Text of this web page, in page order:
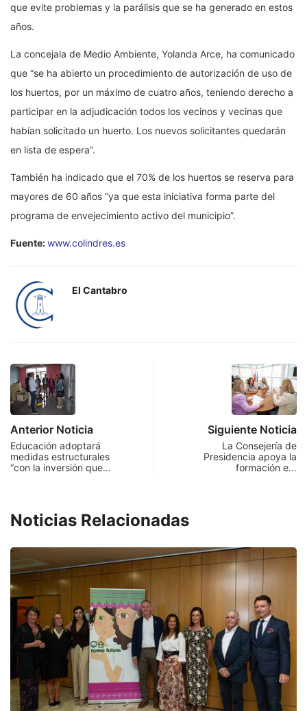
que evite problemas y la parálisis que se ha generado en estos
años.
La concejala de Medio Ambiente, Yolanda Arce, ha comunicado
que “se ha abierto un procedimiento de autorización de uso de
los huertos, por un máximo de cuatro años, teniendo derecho a
participar en la adjudicación todos los vecinos y vecinas que
habían solicitado un huerto. Los nuevos solicitantes quedarán
en lista de espera”.
También ha indicado que el 70% de los huertos se reserva para
mayores de 60 años “ya que esta iniciativa forma parte del
programa de envejecimiento activo del municipio”.
Fuente:www.colindres.es
El Cantabro
Anterior Noticia
Educación adoptará
medidas estructurales
“con la inversión que…
Siguiente Noticia
La Consejería de
Presidencia apoya la
formación e…
Noticias Relacionadas